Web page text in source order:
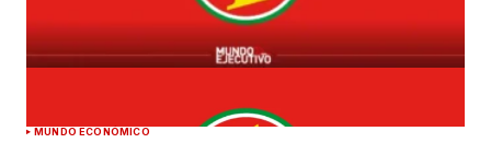
MUNDO ECONÓMICO